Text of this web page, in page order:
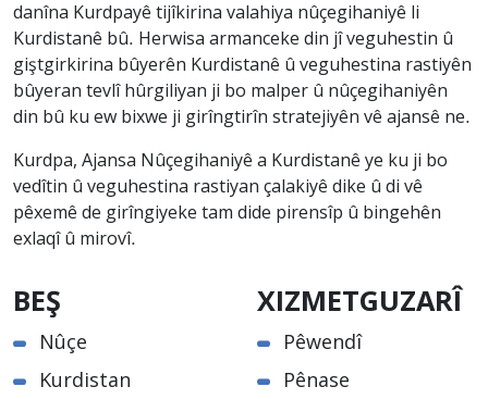
danîna Kurdpayê tijîkirina valahiya nûçegihaniyê li
Kurdistanê bû. Herwisa armanceke din jî veguhestin û
giştgirkirina bûyerên Kurdistanê û veguhestina rastiyên
bûyeran tevlî hûrgiliyan ji bo malper û nûçegihaniyên
din bû ku ew bixwe ji girîngtirîn stratejiyên vê ajansê ne.
Kurdpa, Ajansa Nûçegihaniyê a Kurdistanê ye ku ji bo
vedîtin û veguhestina rastiyan çalakiyê dike û di vê
pêxemê de girîngiyeke tam dide pirensîp û bingehên
exlaqî û mirovî.
BEŞ
Nûçe
Kurdistan
XIZMETGUZARÎ
Pêwendî
Pênase